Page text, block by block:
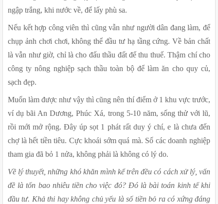
ngập trắng, khi nước về, để lấy phù sa.
Nếu kết hợp công viên thì cũng vẫn như người dân đang làm, để
chụp ảnh chơi chơi, không thể đầu tư hạ tầng cứng. Về bản chất
là vẫn như giờ, chỉ là cho đấu thầu đất để thu thuế. Thậm chí cho
công ty nông nghiệp sạch thầu toàn bộ để làm ăn cho quy củ,
sạch đẹp.
Muốn làm được như vậy thì cũng nên thí điểm ở 1 khu vực trước,
ví dụ bãi An Dương, Phúc Xá, trong 5-10 năm, sống thử với lũ,
rồi mới mở rộng. Đây úp sọt 1 phát rất duy ý chí, e là chưa đến
chợ là hết tiền tiêu. Cực khoái sớm quá mà. Số các doanh nghiệp
tham gia đã bỏ 1 nửa, không phải là không có lý do.
Về lý thuyết, những khó khăn mình kể trên đều có cách xử lý, vấn
đề là tốn bao nhiêu tiền cho việc đó? Đó là bài toán kinh tế khi
đầu tư. Khả thi hay không chủ yếu là số tiền bỏ ra có xứng đáng